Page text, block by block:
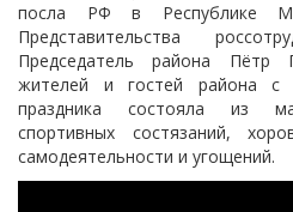
посла РФ в Республике
Представительства
Председатель района Пётр
жителей и гостей района с
праздника состояла из
спортивных состязаний,
самодеятельности и угощений.